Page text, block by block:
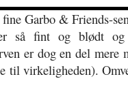
fine Garbo & Friends-
så fint og blødt og
er dog en del mere
til virkeligheden).